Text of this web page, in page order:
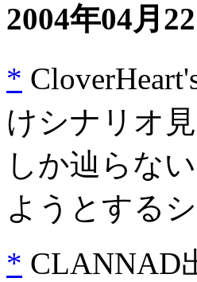
2004年04月
*
けシナリオ
しか辿らな
ようとする
* CLANNAD